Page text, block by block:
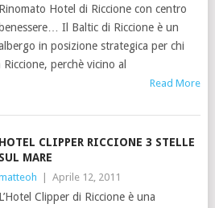
Rinomato Hotel di Riccione con centro
benessere… Il Baltic di Riccione è un
in posizione strategica per chi
perchè vicino al
Read More
HOTEL CLIPPER RICCIONE 3 STELLE
SUL MARE
Aprile 12, 2011
L’Hotel Clipper di Riccione è una